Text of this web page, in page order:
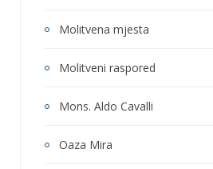
Molitvena mjesta
Molitveni raspored
Mons. Aldo Cavalli
Oaza Mira